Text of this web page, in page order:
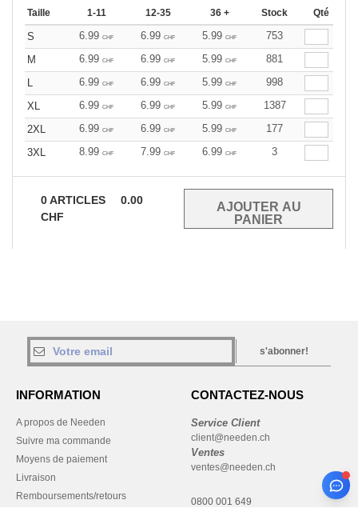
Taille 1-11 12-35 36 + Stock Qté
S 6.99 CHF 6.99 CHF 5.99 CHF
753
M
6.99 CHF 6.99 CHF 5.99 CHF
881
L
6.99 CHF 6.99 CHF 5.99 CHF
998
XL
6.99 CHF 6.99 CHF 5.99 CHF
1387
2XL
6.99 CHF 6.99 CHF 5.99 CHF
177
3XL
8.99 CHF 7.99 CHF 6.99 CHF 3
0ARTICLES
0.00
CHF
s'abonner!
INFORMATION
A propos de Needen
Suivre ma commande
Moyens de paiement
Livraison
Remboursements/retours
CONTACTEZ-NOUS
Service Client
client@needen.ch
Ventes
ventes@needen.ch
0800 001 649